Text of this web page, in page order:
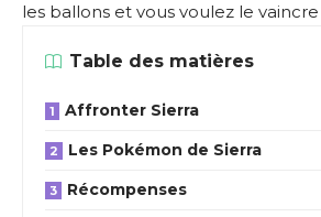
les ballons et vous voulez le vaincre
Table des matières
Affronter Sierra
Les Pokémon de Sierra
Récompenses